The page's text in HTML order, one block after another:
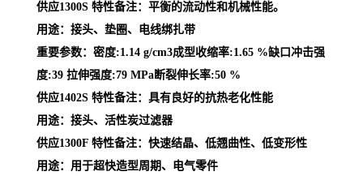
供应1300S 特性备注：平衡的流动性和机械性能。
用途：接头、垫圈、电线绑扎带
重要参数：密度:1.14 g/cm3成型收缩率:1.65 %缺口冲击强
度:39 拉伸强度:79 MPa断裂伸长率:50 %
供应1402S 特性备注：具有良好的抗热老化性能
用途：接头、活性炭过滤器
供应1300F 特性备注：快速结晶、低翘曲性、低变形性
用途：用于超快造型周期、电气零件